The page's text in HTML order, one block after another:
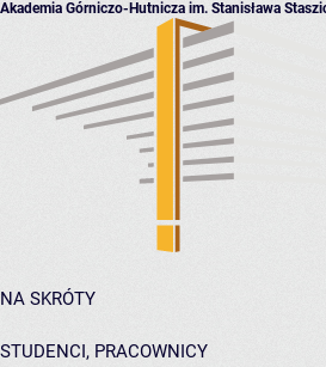
Akademia Górniczo-Hutnicza im. Stanisława
NA SKRÓTY
STUDENCI, PRACOWNICY